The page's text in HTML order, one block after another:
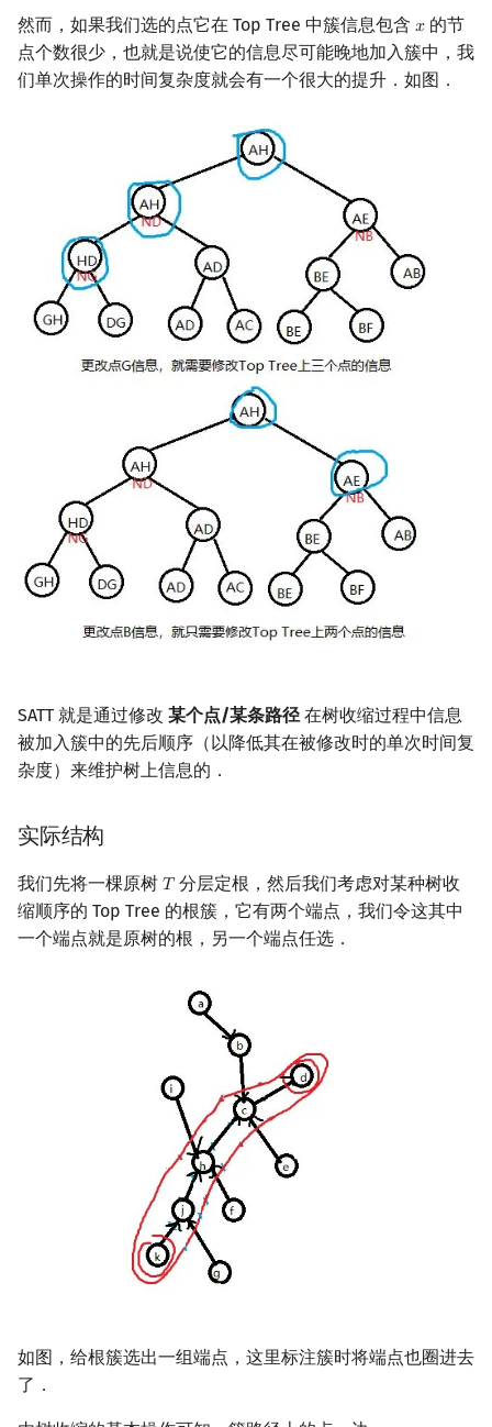
然而，如果我们选的点它在 Top Tree 中簇信息包含 𝑥
x 的节
点个数很少，也就是说使它的信息尽可能晚地加入簇中，我
们单次操作的时间复杂度就会有一个很大的提升．如图．
SATT 就是通过修改 某个点/某条路径在树收缩过程中信息
被加入簇中的先后顺序（以降低其在被修改时的单次时间复
杂度）来维护树上信息的．
实际结构
我们先将一棵原树 𝑇
T 分层定根，然后我们考虑对某种树收
缩顺序的 Top Tree 的根簇，它有两个端点，我们令这其中
一个端点就是原树的根，另一个端点任选．
如图，给根簇选出一组端点，这里标注簇时将端点也圈进去
了．